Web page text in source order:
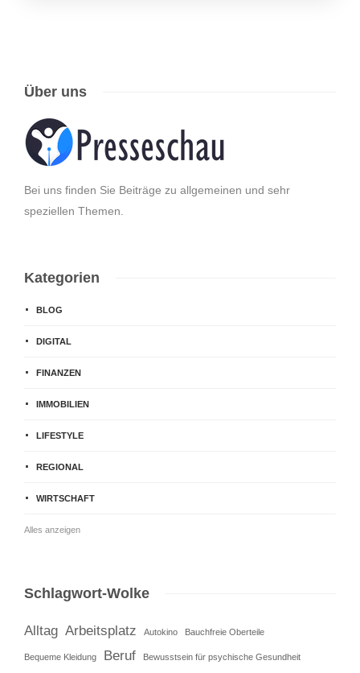
Über uns
Bei uns finden Sie Beiträge zu allgemeinen und sehr
speziellen Themen.
Kategorien
BLOG
DIGITAL
FINANZEN
IMMOBILIEN
LIFESTYLE
REGIONAL
WIRTSCHAFT
Alles anzeigen
Schlagwort-Wolke
Alltag Arbeitsplatz Autokino Bauchfreie Oberteile
Bequeme Kleidung Beruf Bewusstsein für psychische Gesundheit